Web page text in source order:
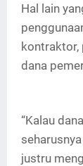
Hal lain
kontraktor,
dana
“Kalau
justru